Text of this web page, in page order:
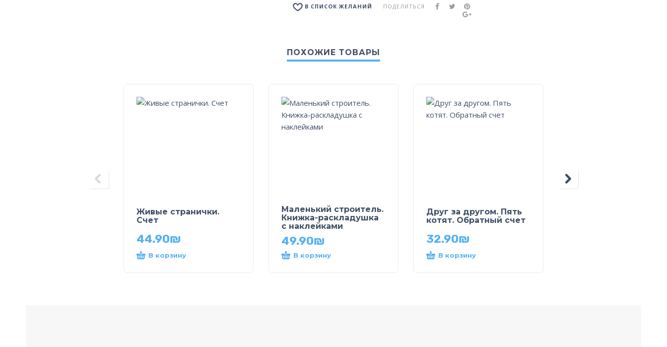
В СПИСОК ЖЕЛАНИЙ ПОДЕЛИТЬСЯ
ПОХОЖИЕ ТОВАРЫ
Живые странички.
Счет
44.90₪
В корзину
Маленький строитель.
Книжка-раскладушка
с наклейками
49.90₪
В корзину
Друг за другом. Пять
котят. Обратный счет
32.90₪
В корзину